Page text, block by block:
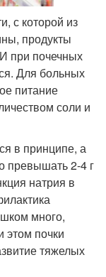
с которой из
продукты
при почечных
Для больных
питание
соли и
в принципе, а
превышать 2-4 г
натрия в
много,
этом почки
тяжелых